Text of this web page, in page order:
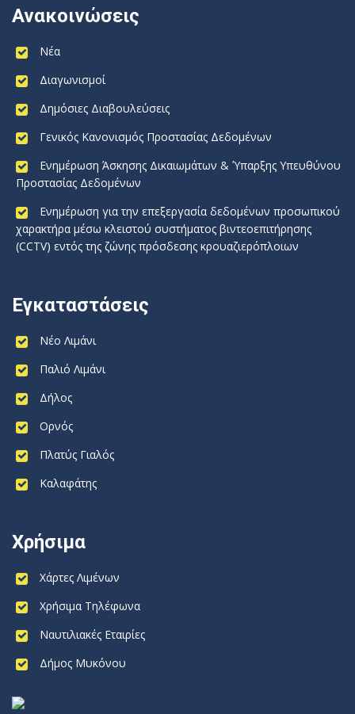
Ανακοινώσεις
Νέα
Διαγωνισμοί
Δημόσιες Διαβουλεύσεις
Γενικός Κανονισμός Προστασίας Δεδομένων
Ενημέρωση Άσκησης Δικαιωμάτων & Ύπαρξης Υπευθύνου
Προστασίας Δεδομένων
Ενημέρωση για την επεξεργασία δεδομένων προσωπικού
χαρακτήρα μέσω κλειστού συστήματος βιντεοεπιτήρησης
(CCTV) εντός της ζώνης πρόσδεσης κρουαζιερόπλοιων
Εγκαταστάσεις
Νέο Λιμάνι
Παλιό Λιμάνι
Δήλος
Ορνός
Πλατύς Γιαλός
Καλαφάτης
Χρήσιμα
Χάρτες Λιμένων
Χρήσιμα Τηλέφωνα
Ναυτιλιακές Εταιρίες
Δήμος Μυκόνου